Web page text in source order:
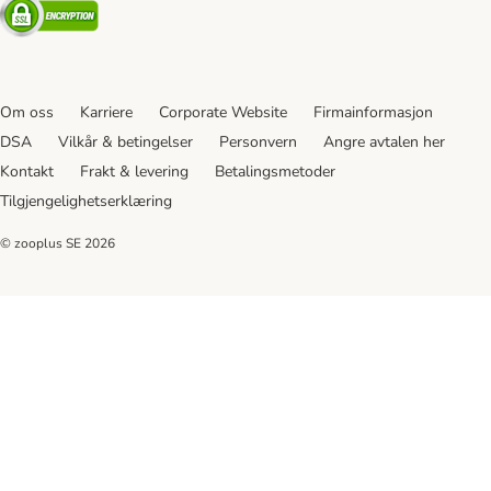
Om oss Karriere Corporate Website
Firmainformasjon
DSA
Vilkår & betingelser Personvern
Angre avtalen her
Kontakt
Frakt & levering
Betalingsmetoder
Tilgjengelighetserklæring
© zooplus SE 2026